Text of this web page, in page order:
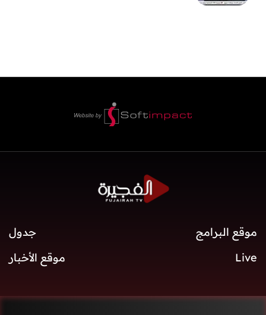
موقع البرامج
جدول
Live
موقع الأخبار